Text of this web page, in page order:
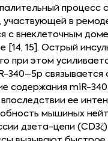
процесс
в
с внеклеточным
15]. Острый
этом
связывается
содержания miR-
ее
мышиных
дзета-цепи